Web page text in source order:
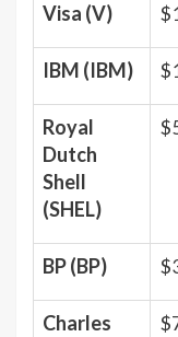
Visa (V)
IBM (IBM)
Royal
Dutch
Shell
(SHEL)
BP (BP)
Charles